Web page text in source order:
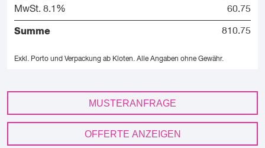
MwSt. 8.1%
60.75
Summe 810.75
Exkl. Porto und Verpackung ab Kloten. Alle Angaben ohne Gewähr.
MUSTERANFRAGE
OFFERTE ANZEIGEN